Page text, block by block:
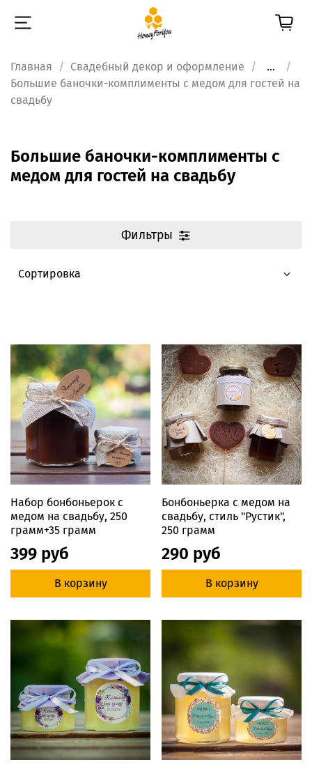
Главная Свадебный декор и оформление
...
Большие баночки-комплименты с медом для гостей на
свадьбу
Большие баночки-комплименты с
медом для гостей на свадьбу
Фильтры
Набор бонбоньерок с
медом на свадьбу, 250
грамм+35 грамм
399 руб
В корзину
Бонбоньерка с медом на
свадьбу, стиль "Рустик",
250 грамм
290 руб
В корзину